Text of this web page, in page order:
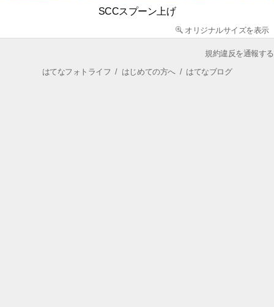
SCCスプーン上げ
オリジナルサイズを表示
規約違反を通報する
はてなフォトライフ / はじめての方へ/ はてなブログ